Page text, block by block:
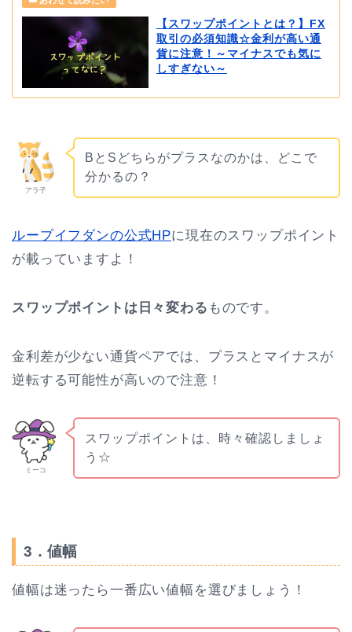
【スワップポイントとは？】FX
取引の必須知識☆金利が高い通
貨に注意！～マイナスでも気に
しすぎない～
アラ子
BとSどちらがプラスなのかは、どこで
分かるの？
ループイフダンの公式HPに現在のスワップポイント
が載っていますよ！
スワップポイントは日々変わる ものです。
金利差が少ない通貨ペアでは、プラスとマイナスが
逆転する可能性が高いので注意！
ミーコ
スワップポイントは、時々確認しましょ
う☆
3．値幅
値幅は迷ったら一番広い値幅を選びましょう！